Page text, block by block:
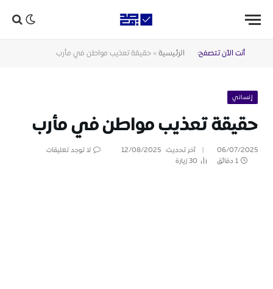
أنت الآن تتصفح: الرئيسية » حقيقة تعذيب مواطن في مأرب
إنساني
حقيقة تعذيب مواطن في مأرب
06/07/2025 آخر تحديث: 12/08/2025
لا توجد تعليقات
1 دقائق
30زيارة